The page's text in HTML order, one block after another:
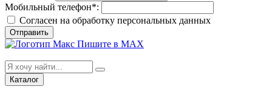
Мобильный телефон*:
Согласен на обработку персональныx данных
Отправить
Пишите в MAX
Каталог